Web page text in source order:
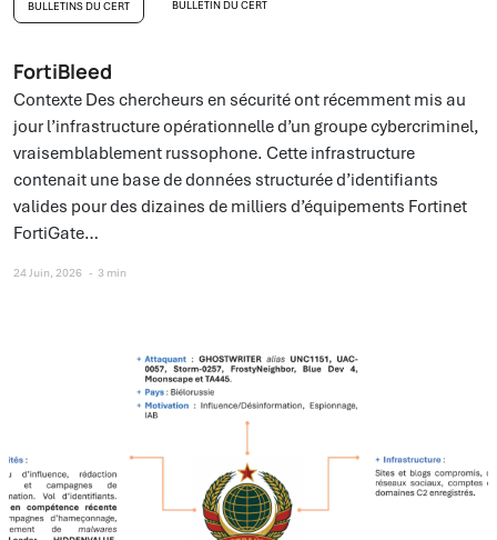
BULLETINS DU CERT BULLETIN DU CERT
FortiBleed
Contexte Des chercheurs en sécurité ont récemment mis au
jour l’infrastructure opérationnelle d’un groupe cybercriminel,
vraisemblablement russophone. Cette infrastructure
contenait une base de données structurée d’identifiants
valides pour des dizaines de milliers d’équipements Fortinet
FortiGate…
24 Juin, 2026 3 min